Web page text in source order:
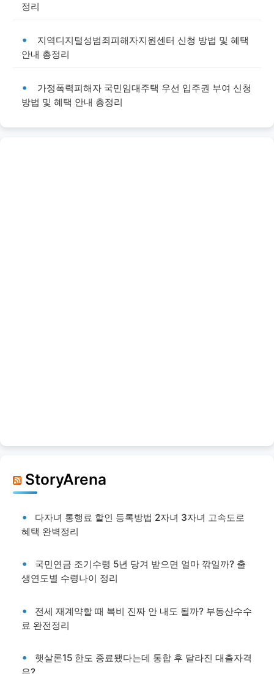
정리
지역디지털성범죄피해자지원센터 신청 방법 및 혜택
안내 총정리
가정폭력피해자 국민임대주택 우선 입주권 부여 신청
방법 및 혜택 안내 총정리
StoryArena
다자녀 통행료 할인 등록방법 2자녀 3자녀 고속도로
혜택 완벽정리
국민연금 조기수령 5년 당겨 받으면 얼마 깎일까? 출
생연도별 수령나이 정리
전세 재계약할 때 복비 진짜 안 내도 될까? 부동산수수
료 완전정리
햇살론15 한도 종료됐다는데 통합 후 달라진 대출자격